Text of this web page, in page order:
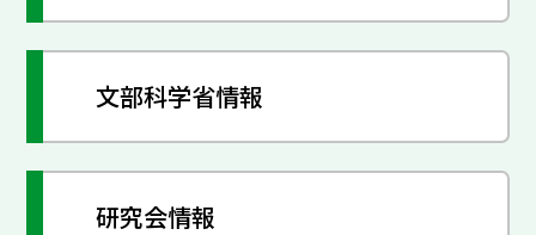
文部科学省情報
研究会情報